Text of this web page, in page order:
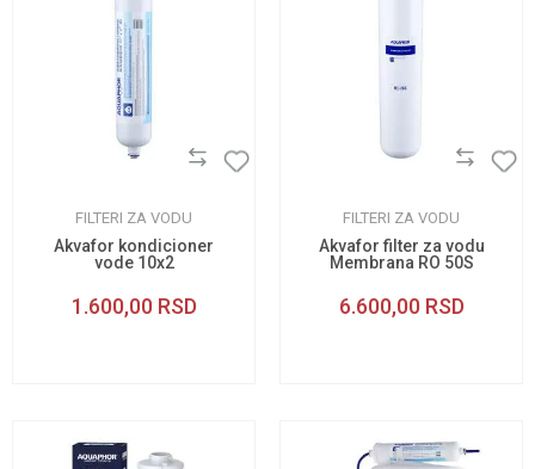
FILTERI ZA VODU
Akvafor kondicioner
vode 10x2
1.600,00 RSD
FILTERI ZA VODU
Akvafor filter za vodu
Membrana RO 50S
6.600,00 RSD